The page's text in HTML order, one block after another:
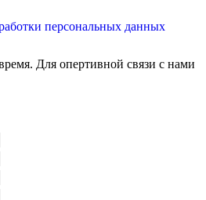
персональных данных
Для опертивной связи с нами